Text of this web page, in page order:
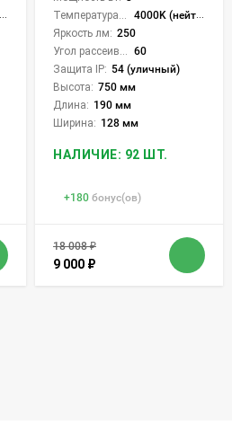
4000K (нейтральный)
Яркость лм: 250
60
Защита IP: 54 (уличный)
Высота: 750 мм
Длина: 190 мм
Ширина: 128 мм
НАЛИЧИЕ: 92 ШТ.
+180 бонус(ов)
18 008₽
9 000 ₽